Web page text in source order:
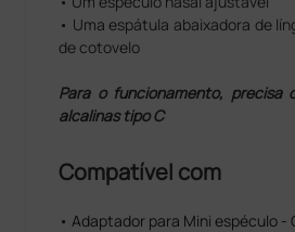
• Uma espátula abaixadora de
de cotovelo
Para o funcionamento, precisa
alcalinas tipo C
Compatível com
• Adaptador para Mini espéculo -